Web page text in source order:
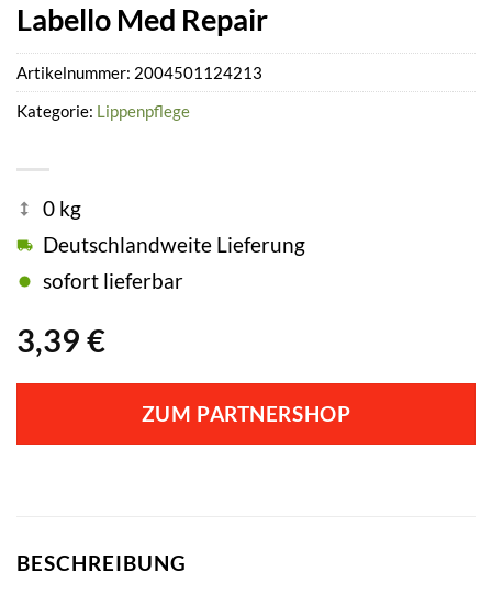
Labello Med Repair
3,39 €
0 kg
Deutschlandweite Lieferung
sofort lieferbar
ZUM PARTNERSHOP
Artikelnummer: 2004501124213
Kategorie: Lippenpflege
BESCHREIBUNG